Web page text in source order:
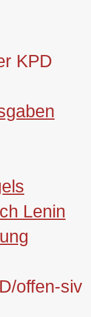
KPD
Lenin
offen-siv